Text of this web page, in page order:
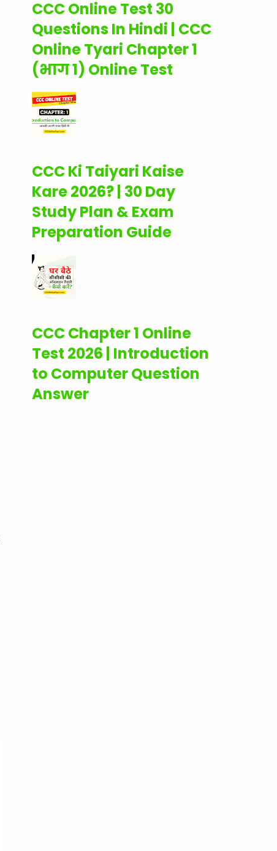
CCC Online Test 30
Questions In Hindi | CCC
Online Tyari Chapter 1
(भाग 1) Online Test
CCC Ki Taiyari Kaise
Kare 2026? | 30 Day
Study Plan & Exam
Preparation Guide
CCC Chapter 1 Online
Test 2026 | Introduction
to Computer Question
Answer